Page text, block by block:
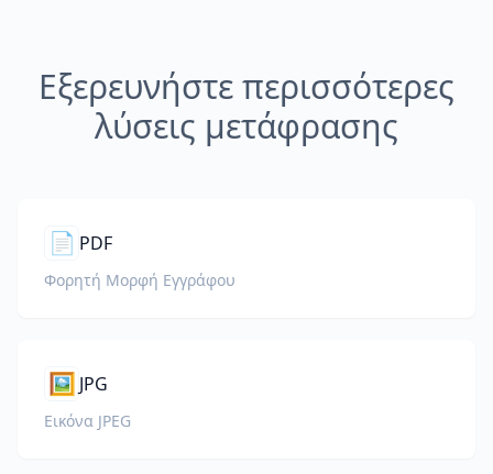
Εξερευνήστε περισσότερες
λύσεις μετάφρασης
📄 PDF
Φορητή Μορφή Εγγράφου
🖼️ JPG
Εικόνα JPEG